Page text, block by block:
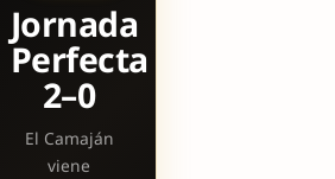
Jornada
Perfecta
2–0
El Camaján
viene